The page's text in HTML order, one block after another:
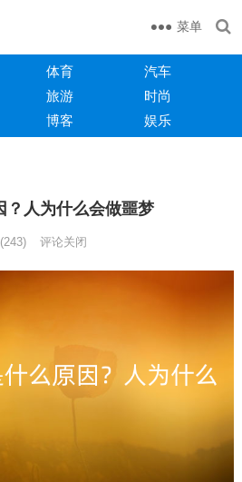
菜单
体育
汽车
旅游
时尚
博客 娱乐
？人为什么会做噩梦
(243) 评论关闭